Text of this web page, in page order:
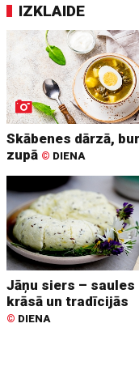
IZKLAIDE
Skābenes dārzā,
zupā © DIENA
Jāņu siers – saules
krāsā un tradīcijās
© DIENA